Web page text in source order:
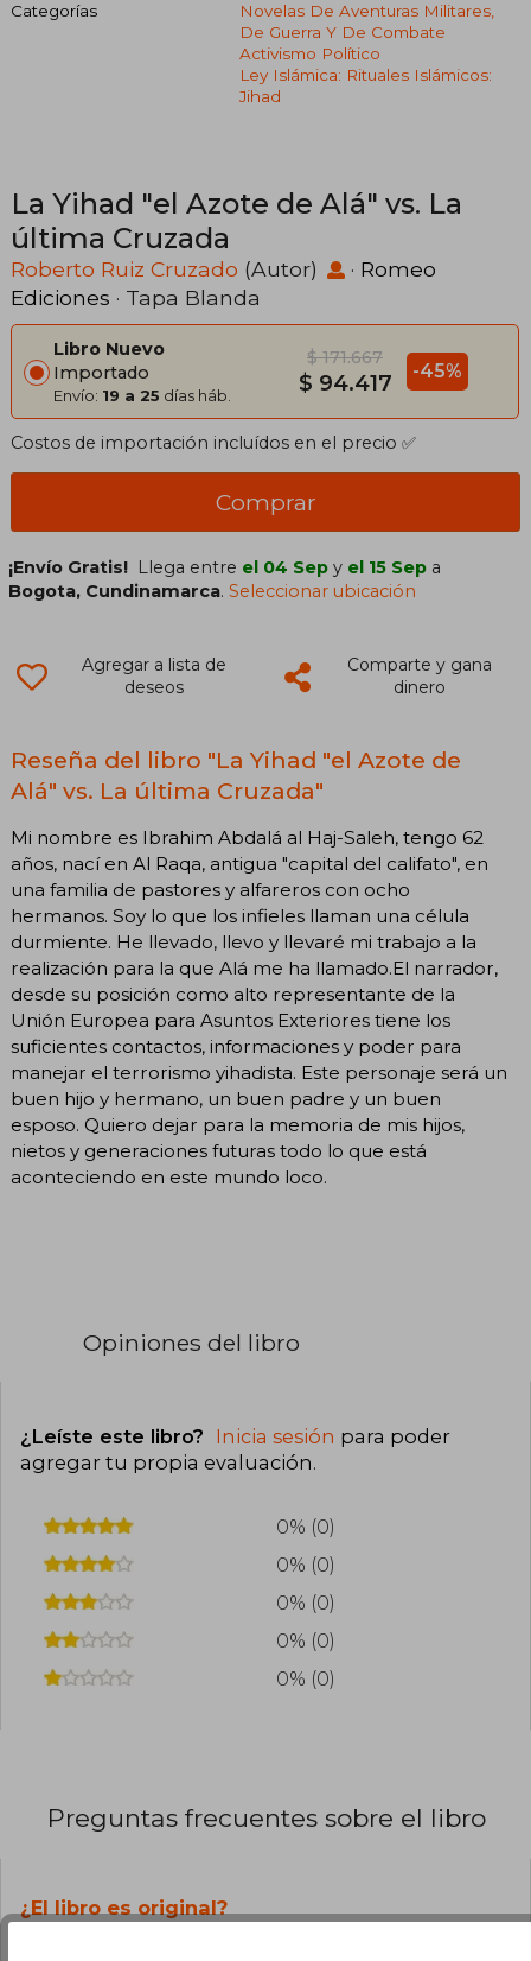
Categorías
Novelas De Aventuras Militares,
De Guerra Y De Combate
Activismo Político
Ley Islámica: Rituales Islámicos:
Jihad
La Yihad "el Azote de Alá" vs. La
última Cruzada
Roberto Ruiz Cruzado (Autor) · Romeo
Ediciones · Tapa Blanda
Libro Nuevo
Importado
Envío: 19 a 25 días háb.
$ 171.667
$ 94.417 -45%
Costos de importación incluídos en el precio ✅
Comprar
¡Envío Gratis! Llega entre el 04 Sep y el 15 Sep a
Bogota, Cundinamarca.Seleccionar ubicación
Agregar a lista de
deseos
Comparte y gana
dinero
Reseña del libro "La Yihad "el Azote de
Alá" vs. La última Cruzada"
Mi nombre es Ibrahim Abdalá al Haj-Saleh, tengo 62
años, nací en Al Raqa, antigua "capital del califato", en
una familia de pastores y alfareros con ocho
hermanos. Soy lo que los infieles llaman una célula
durmiente. He llevado, llevo y llevaré mi trabajo a la
realización para la que Alá me ha llamado.El narrador,
desde su posición como alto representante de la
Unión Europea para Asuntos Exteriores tiene los
suficientes contactos, informaciones y poder para
manejar el terrorismo yihadista. Este personaje será un
buen hijo y hermano, un buen padre y un buen
esposo. Quiero dejar para la memoria de mis hijos,
nietos y generaciones futuras todo lo que está
aconteciendo en este mundo loco.
Opiniones del libro
¿Leíste este libro? Inicia sesión para poder
agregar tu propia evaluación.
0% (0)
0% (0)
0% (0)
0% (0)
0% (0)
Preguntas frecuentes sobre el libro
¿El libro es original?